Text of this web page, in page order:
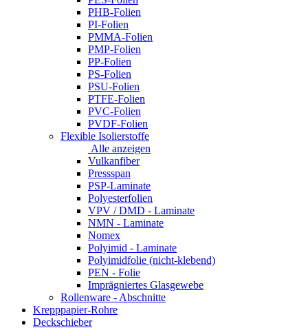
PHB-Folien
PI-Folien
PMMA-Folien
PMP-Folien
PP-Folien
PS-Folien
PSU-Folien
PTFE-Folien
PVC-Folien
PVDF-Folien
Flexible Isolierstoffe
Alle anzeigen
Vulkanfiber
Pressspan
PSP-Laminate
Polyesterfolien
VPV / DMD - Laminate
NMN - Laminate
Nomex
Polyimid - Laminate
Polyimidfolie (nicht-klebend)
PEN - Folie
Imprägniertes Glasgewebe
Rollenware - Abschnitte
Krepppapier-Rohre
Deckschieber